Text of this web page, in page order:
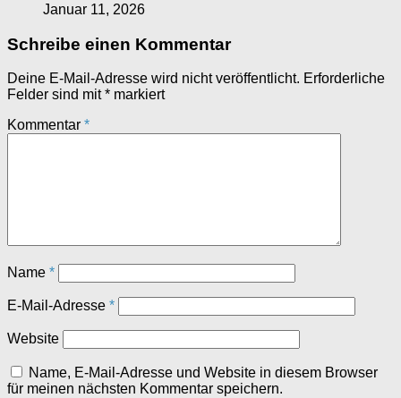
Januar 11, 2026
Schreibe einen Kommentar
Deine E-Mail-Adresse wird nicht veröffentlicht. Erforderliche
Felder sind mit* markiert
Kommentar *
Name *
E-Mail-Adresse *
Website
Name, E-Mail-Adresse und Website in diesem Browser
für meinen nächsten Kommentar speichern.